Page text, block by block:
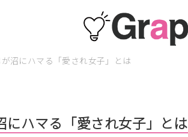
沼にハマる「愛され女子」とは
にハマる「愛され女子」とは